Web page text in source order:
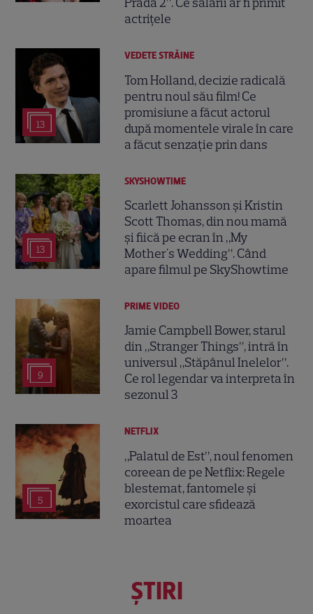
Prada 2”. Ce salarii ar fi primit
actrițele
13
VEDETE STRĂINE
Tom Holland, decizie radicală
pentru noul său film! Ce
promisiune a făcut actorul
după momentele virale în care
a făcut senzație prin dans
13
SKYSHOWTIME
Scarlett Johansson și Kristin
Scott Thomas, din nou mamă
și fiică pe ecran în „My
Mother's Wedding”. Când
apare filmul pe SkyShowtime
9
PRIME VIDEO
Jamie Campbell Bower, starul
din „Stranger Things”, intră în
universul „Stăpânul Inelelor”.
Ce rol legendar va interpreta în
sezonul 3
5
NETFLIX
„Palatul de Est”, noul fenomen
coreean de pe Netflix: Regele
blestemat, fantomele și
exorcistul care sfidează
moartea
ŞTIRI